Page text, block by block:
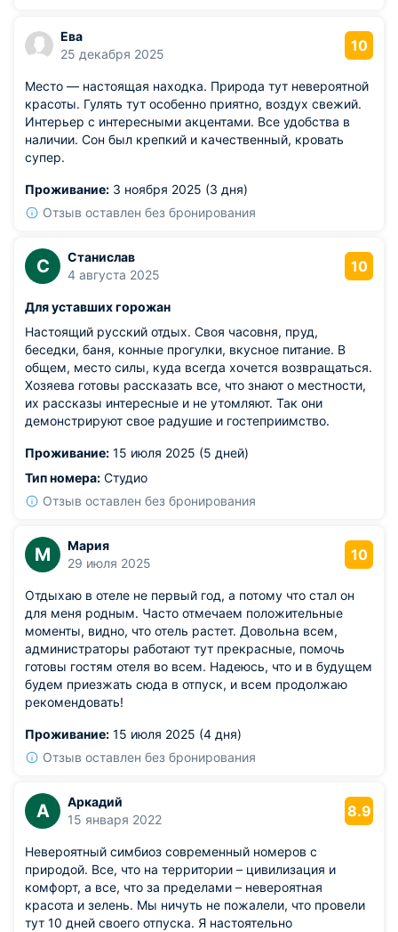
Ева
25 декабря 2025
10
Место — настоящая находка. Природа тут невероятной
красоты. Гулять тут особенно приятно, воздух свежий.
Интерьер с интересными акцентами. Все удобства в
наличии. Сон был крепкий и качественный, кровать
супер.
Проживание: 3 ноября 2025 (3 дня)
Отзыв оставлен без бронирования
С
Станислав
4 августа 2025
10
Для уставших горожан
Настоящий русский отдых. Своя часовня, пруд,
беседки, баня, конные прогулки, вкусное питание. В
общем, место силы, куда всегда хочется возвращаться.
Хозяева готовы рассказать все, что знают о местности,
их рассказы интересные и не утомляют. Так они
демонстрируют свое радушие и гостеприимство.
Проживание: 15 июля 2025 (5 дней)
Тип номера: Студио
Отзыв оставлен без бронирования
М
Мария
29 июля 2025
10
Отдыхаю в отеле не первый год, а потому что стал он
для меня родным. Часто отмечаем положительные
моменты, видно, что отель растет. Довольна всем,
администраторы работают тут прекрасные, помочь
готовы гостям отеля во всем. Надеюсь, что и в будущем
будем приезжать сюда в отпуск, и всем продолжаю
рекомендовать!
Проживание: 15 июля 2025 (4 дня)
Отзыв оставлен без бронирования
А
Аркадий
15 января 2022
8.9
Невероятный симбиоз современный номеров с
природой. Все, что на территории – цивилизация и
комфорт, а все, что за пределами – невероятная
красота и зелень. Мы ничуть не пожалели, что провели
тут 10 дней своего отпуска. Я настоятельно